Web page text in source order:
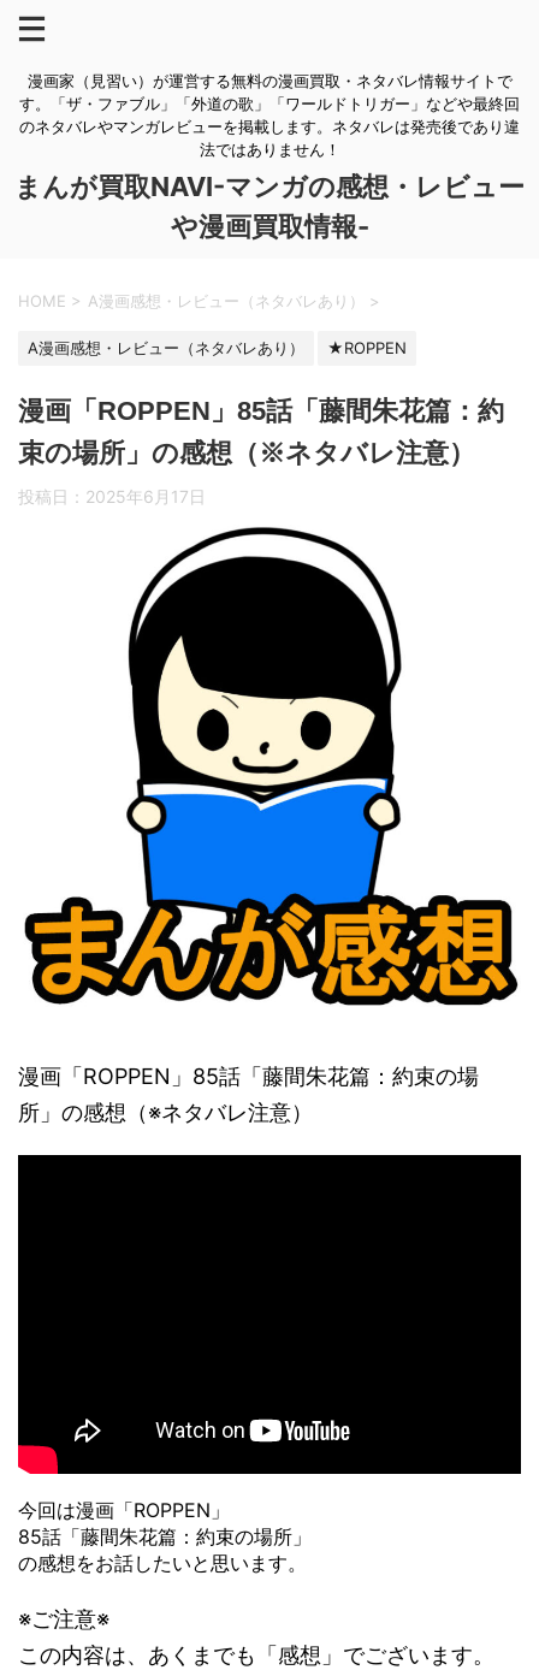
漫画家（見習い）が運営する無料の漫画買取・ネタバレ情報サイトで
す。「ザ・ファブル」「外道の歌」「ワールドトリガー」などや最終回
のネタバレやマンガレビューを掲載します。ネタバレは発売後であり違
法ではありません！
まんが買取NAVI-マンガの感想・レビュー
や漫画買取情報-
HOME > A漫画感想・レビュー（ネタバレあり） >
A漫画感想・レビュー（ネタバレあり） ★ROPPEN
漫画「ROPPEN」85話「藤間朱花篇：約
束の場所」の感想（※ネタバレ注意）
投稿日： 2025年6月17日
漫画「ROPPEN」85話「藤間朱花篇：約束の場
所」の感想（※ネタバレ注意）
今回は漫画「ROPPEN」
85話「藤間朱花篇：約束の場所」
の感想をお話したいと思います。
※ご注意※
この内容は、あくまでも「感想」でございます。